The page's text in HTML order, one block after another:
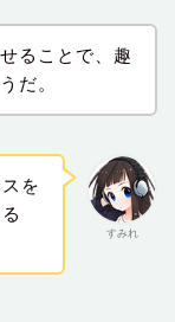
ることで、趣
だ。
すみれ
を